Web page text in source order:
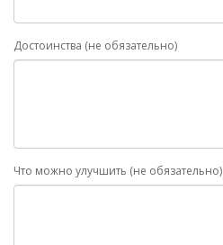
Достоинства (не обязательно)
Что можно улучшить (не обязательно)